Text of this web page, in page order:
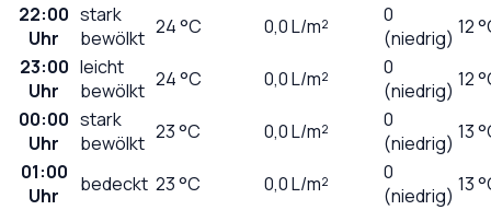
22:00
Uhr
stark
bewölkt 24°C 0,0L/m²
0
(niedrig) 12
23:00
Uhr
leicht
bewölkt 24°C 0,0L/m²
0
(niedrig) 12
00:00
Uhr
stark
bewölkt 23°C 0,0L/m²
0
(niedrig) 13
01:00
Uhr
bedeckt 23°C 0,0L/m²
0
(niedrig) 13